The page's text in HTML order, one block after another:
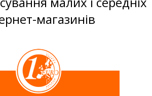
магазинів